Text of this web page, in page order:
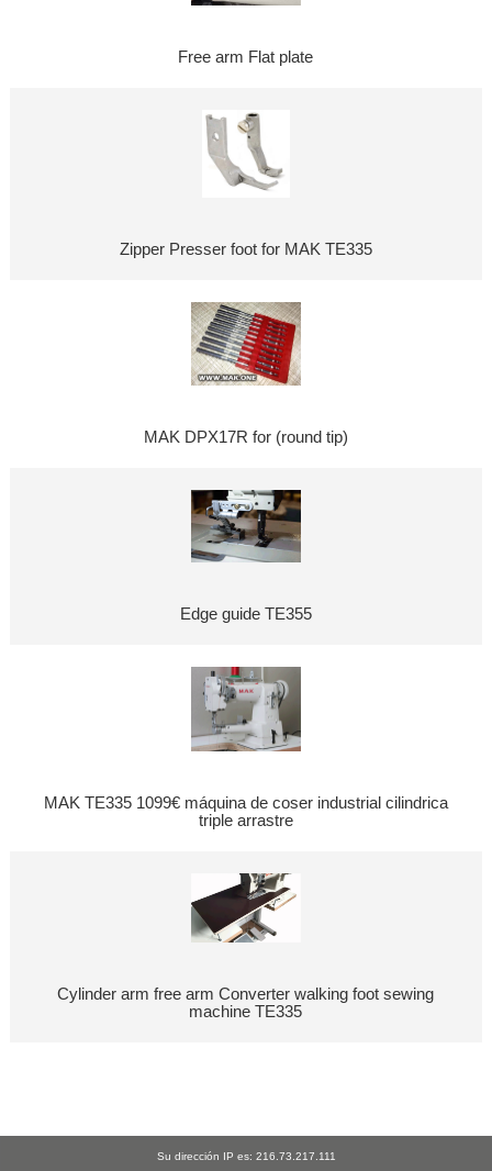
Free arm Flat plate
Zipper Presser foot for MAK TE335
MAK DPX17R for (round tip)
Edge guide TE355
MAK TE335 1099€ máquina de coser industrial cilindrica
triple arrastre
Cylinder arm free arm Converter walking foot sewing
machine TE335
Su dirección IP es: 216.73.217.111